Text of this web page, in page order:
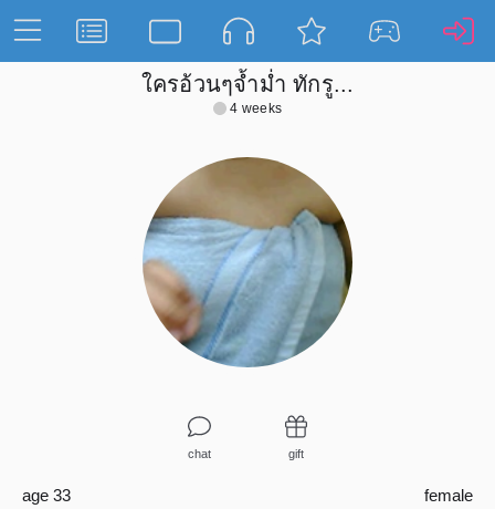
ใครอ้วนๆจ้ำม่ำ ทักรู...
4 weeks
chat gift
age 33
female